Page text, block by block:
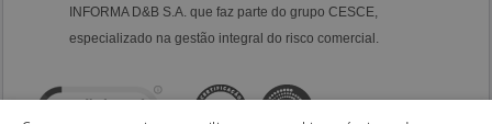
INFORMA D&B S.A. que faz parte do grupo CESCE,
especializado na gestão integral do risco comercial.